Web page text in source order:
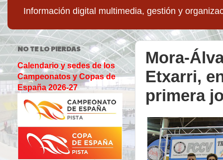
Información digital multimedia, gestión y
Mora-
Etxarri,
primera
NO TE LO PIERDAS
Calendario y sedes de los
Campeonatos y Copas de
España 2026-27